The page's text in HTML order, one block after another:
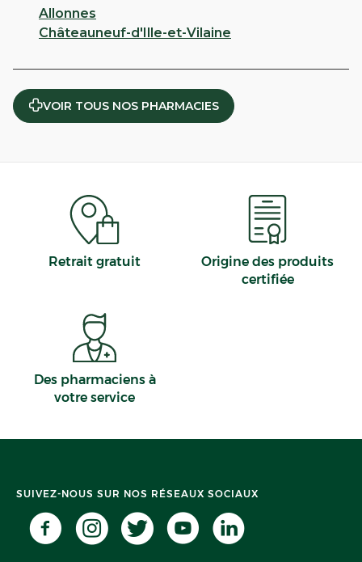
Allonnes
Châteauneuf-d'Ille-et-Vilaine
VOIR TOUS NOS PHARMACIES
Retrait gratuit
Origine des produits
certifiée
Des pharmaciens à
votre service
SUIVEZ-NOUS SUR NOS RÉSEAUX SOCIAUX